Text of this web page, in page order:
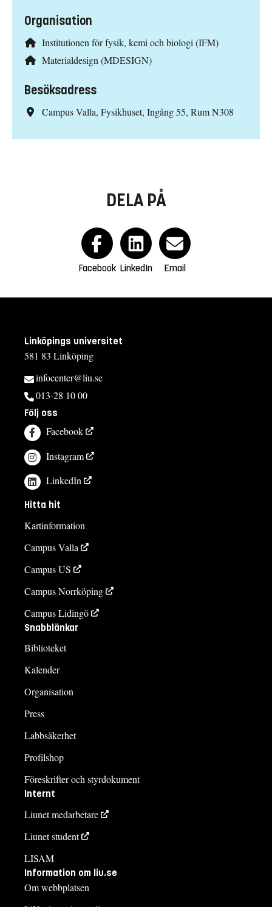
Organisation
Institutionen för fysik, kemi och biologi (IFM)
Materialdesign (MDESIGN)
Besöksadress
Campus Valla, Fysikhuset, Ingång 55, Rum N308
DELA PÅ
Facebook LinkedIn Email
Linköpings universitet
581 83 Linköping
infocenter@liu.se
013-28 10 00
Följ oss
Facebook
Instagram
LinkedIn
Hitta hit
Kartinformation
Campus Valla
Campus US
Campus Norrköping
Campus Lidingö
Snabblänkar
Biblioteket
Kalender
Organisation
Press
Labbsäkerhet
Profilshop
Föreskrifter och styrdokument
Internt
Liunet medarbetare
Liunet student
LISAM
Information om liu.se
Om webbplatsen